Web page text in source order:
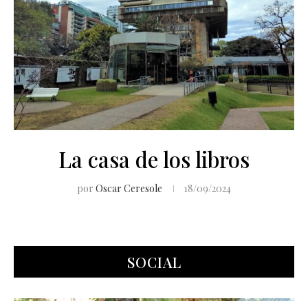
La casa de los libros
por Oscar Ceresole 18/09/2024
SOCIAL